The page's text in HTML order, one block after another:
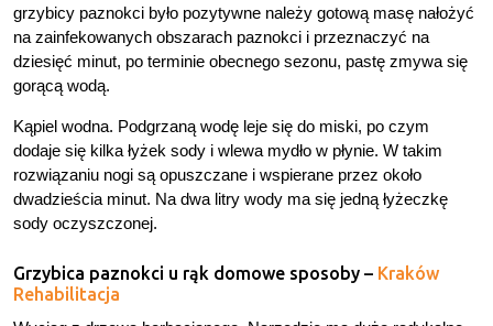
grzybicy paznokci było pozytywne należy gotową masę nałożyć
na zainfekowanych obszarach paznokci i przeznaczyć na
dziesięć minut, po terminie obecnego sezonu, pastę zmywa się
gorącą wodą.
Kąpiel wodna. Podgrzaną wodę leje się do miski, po czym
dodaje się kilka łyżek sody i wlewa mydło w płynie. W takim
rozwiązaniu nogi są opuszczane i wspierane przez około
dwadzieścia minut. Na dwa litry wody ma się jedną łyżeczkę
sody oczyszczonej.
Grzybica paznokci u rąk domowe sposoby – Kraków
Rehabilitacja